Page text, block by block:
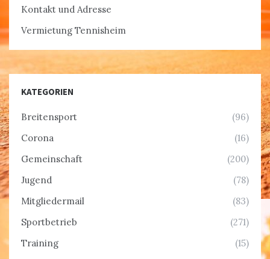
Kontakt und Adresse
Vermietung Tennisheim
KATEGORIEN
Breitensport
(96)
Corona
(16)
Gemeinschaft
(200)
Jugend
(78)
Mitgliedermail
(83)
Sportbetrieb
(271)
Training
(15)